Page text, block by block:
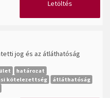
Letöltés
jog és az átláthatóság
határozat
kötelezettség
átláthatóság